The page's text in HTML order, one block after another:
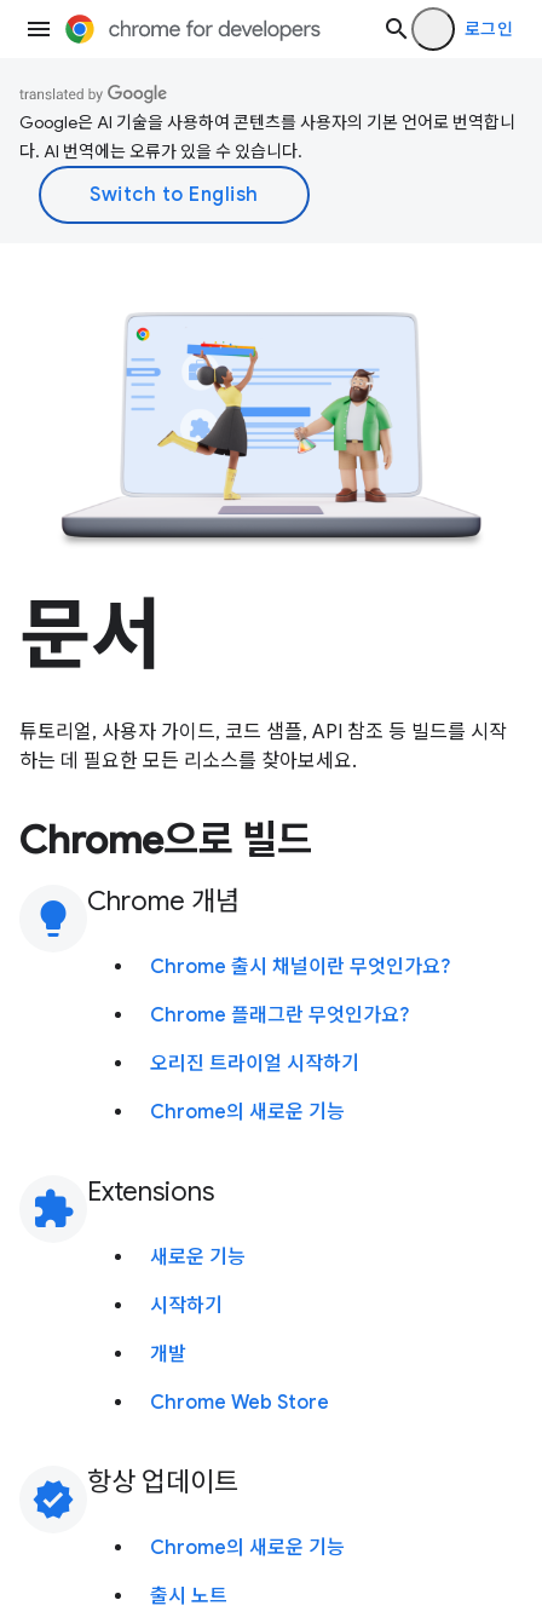
로그인
Google은 AI 기술을 사용하여 콘텐츠를 사용자의 기본 언어로 번역합니
다. AI 번역에는 오류가 있을 수 있습니다.
문서
튜토리얼, 사용자 가이드, 코드 샘플, API 참조 등 빌드를 시작
하는 데 필요한 모든 리소스를 찾아보세요.
Chrome으로 빌드
lightbulb Chrome 개념
Chrome 출시 채널이란 무엇인가요?
Chrome 플래그란 무엇인가요?
오리진 트라이얼 시작하기
Chrome의 새로운 기능
extension Extensions
새로운 기능
시작하기
개발
Chrome Web Store
verified 항상 업데이트
Chrome의 새로운 기능
출시 노트